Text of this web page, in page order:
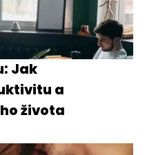
Jak
a
života